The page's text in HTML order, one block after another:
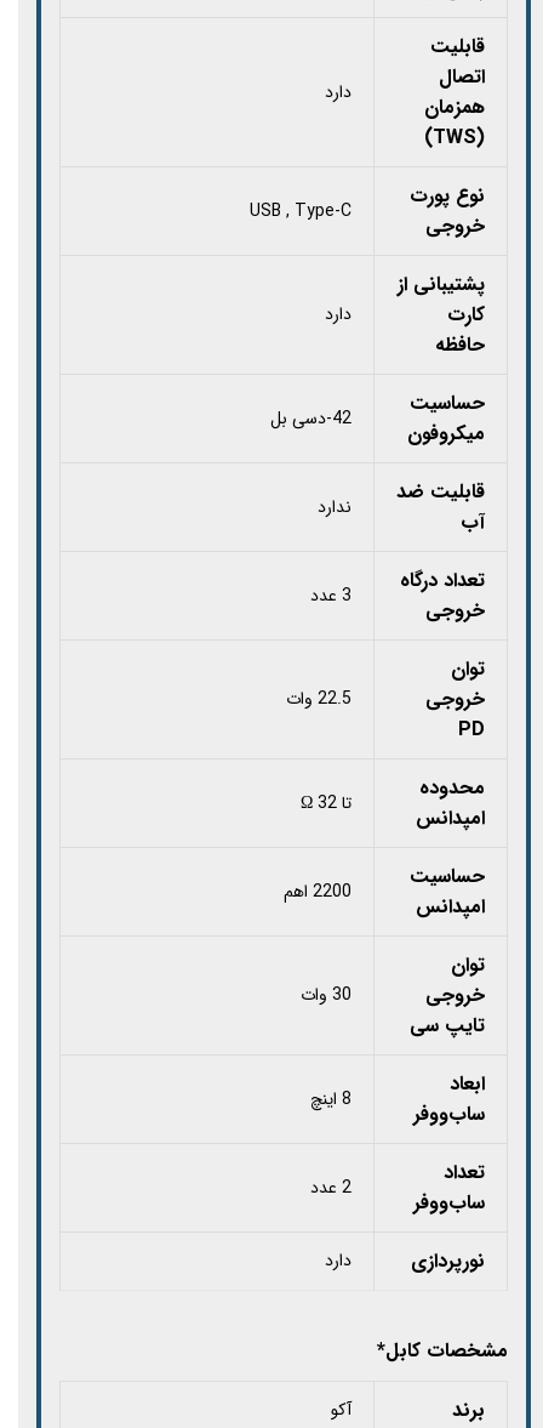
قابلیت
اتصال
همزمان
(TWS)
دارد
نوع پورت
خروجی
USB , Type-C
پشتیبانی از
کارت
حافظه
دارد
حساسیت
میکروفون
42-دسی بل
قابلیت ضد
آب
ندارد
تعداد درگاه
خروجی
3 عدد
توان
خروجی
PD
22.5 وات
محدوده
امپدانس
تا 32 Ω
حساسیت
امپدانس
2200 اهم
توان
خروجی
تایپ سی
30 وات
ابعاد
ساب‌ووفر
8 اینچ
تعداد
ساب‌ووفر
2 عدد
نورپردازی دارد
مشخصات کابل*
برند
آکو